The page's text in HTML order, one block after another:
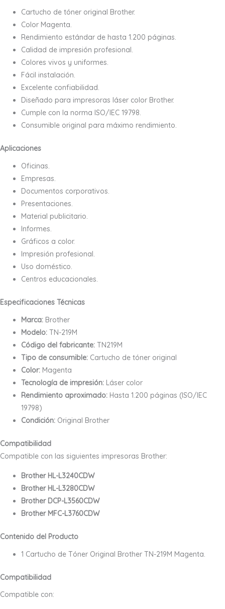
Cartucho de tóner original Brother.
Color Magenta.
Rendimiento estándar de hasta 1.200 páginas.
Calidad de impresión profesional.
Colores vivos y uniformes.
Fácil instalación.
Excelente confiabilidad.
Diseñado para impresoras láser color Brother.
Cumple con la norma ISO/IEC 19798.
Consumible original para máximo rendimiento.
Aplicaciones
Oficinas.
Empresas.
Documentos corporativos.
Presentaciones.
Material publicitario.
Informes.
Gráficos a color.
Impresión profesional.
Uso doméstico.
Centros educacionales.
Especificaciones Técnicas
Marca: Brother
Modelo: TN-219M
Código del fabricante: TN219M
Tipo de consumible: Cartucho de tóner original
Color: Magenta
Tecnología de impresión: Láser color
Rendimiento aproximado: Hasta 1.200 páginas (ISO/IEC
19798)
Condición: Original Brother
Compatibilidad
Compatible con las siguientes impresoras Brother:
Brother HL-L3240CDW
Brother HL-L3280CDW
Brother DCP-L3560CDW
Brother MFC-L3760CDW
Contenido del Producto
1 Cartucho de Tóner Original Brother TN-219M Magenta.
Compatibilidad
Compatible con: